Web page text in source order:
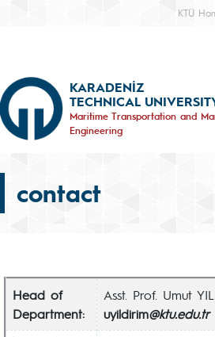
KTÜ
KARADENİZ
TECHNICAL
Maritime Transportation and
Engineering
contact
Head of
Department:
Asst. Prof. Umut
uyildirim